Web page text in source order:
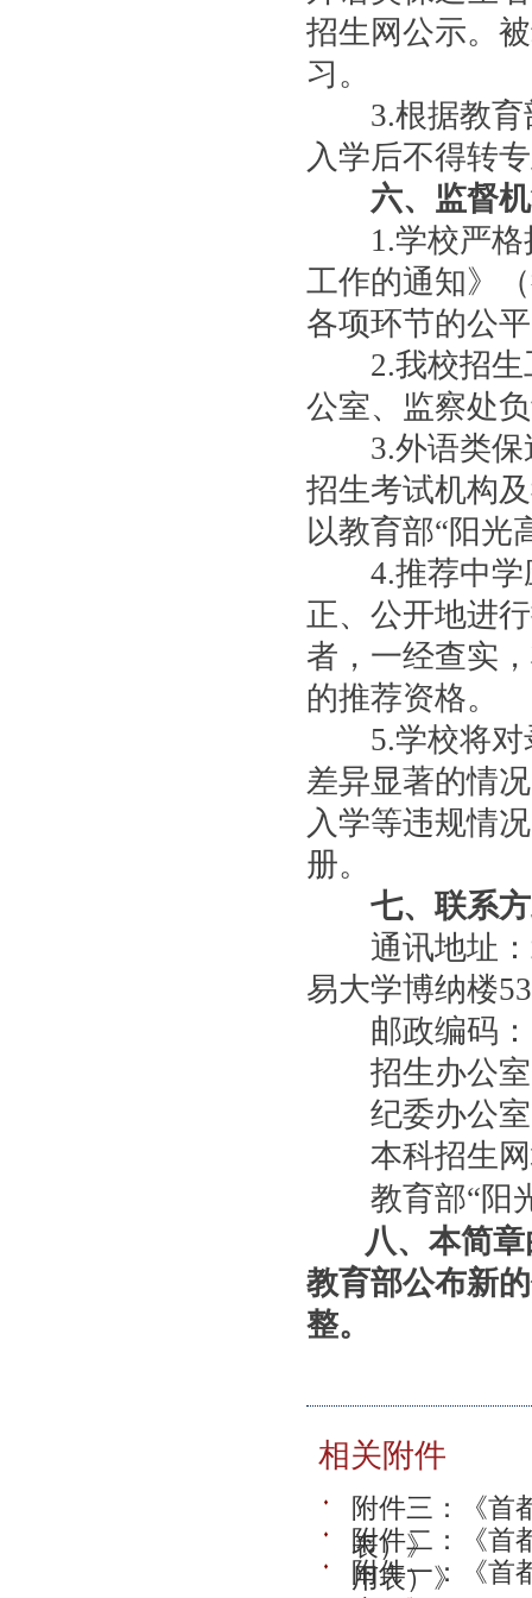
招生网公示。
习。
3.根据教育
入学后不得转
六、监督
1.学校严格执
工作的通知》
各项环节的公
2.我校招生
公室、监察处
3.外语类保
招生考试机构
以教育部“阳光
4.推荐中学
正、公开地进
者，一经查实
的推荐资格。
5.学校将对
差异显著的情
入学等违规情
册。
七、联系
通讯地址：
易大学博纳楼
邮政编码：
招生办公室
纪委办公室
本科招生网
教育部“阳光
八、本简
教育部公布新
整。
相关附件
附件三：《首
表）》
附件二：《首
用表）》
附件一：《首